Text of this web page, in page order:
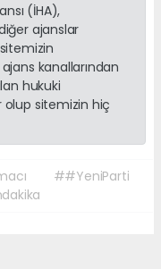
(İHA),
ajanslar
kanallarından
hukuki
sitemizin hiç
##YeniParti